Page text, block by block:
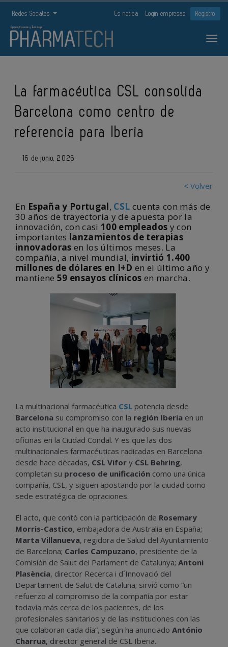
Redes Sociales Es noticia Login empresas Registro
La farmacéutica CSL consolida
Barcelona como centro de
referencia para Iberia
16 de junio, 2026
< Volver
En España y Portugal, CSL cuenta con más de
30 años de trayectoria y de apuesta por la
innovación, con casi 100 empleados y con
importantes lanzamientos de terapias
innovadoras en los últimos meses. La
compañía, a nivel mundial, invirtió 1.400
millones de dólares en I+D en el último año y
mantiene 59 ensayos clínicos en marcha.
La multinacional farmacéutica CSL potencia desde
Barcelona su compromiso con la región Iberia en un
acto institucional en que ha inaugurado sus nuevas
oficinas en la Ciudad Condal. Y es que las dos
multinacionales farmacéuticas radicadas en Barcelona
desde hace décadas, CSL Vifor y CSL Behring,
completan su proceso de unificación como una única
compañía, CSL, y siguen apostando por la ciudad como
sede estratégica de opraciones.
El acto, que contó con la participación de Rosemary
Morris-Castico, embajadora de Australia en España;
Marta Villanueva, regidora de Salud del Ayuntamiento
de Barcelona; Carles Campuzano, presidente de la
Comisión de Salut del Parlament de Catalunya; Antoni
Plasència, director Recerca i d´Innovació del
Departament de Salut de Cataluña; sirvió como “un
refuerzo al compromiso de la compañía por estar
todavía más cerca de los pacientes, de los
profesionales sanitarios y de las instituciones con las
que colaboran cada día”, según ha anunciado António
Charrua, director general de CSL Iberia.